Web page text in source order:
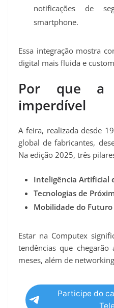
notificações de
smartphone.
Essa integração mostra
digital mais fluida e
Por que a
imperdível
A feira, realizada desde
global de fabricantes,
Na edição 2025, três
Inteligência Artificial
Tecnologias de
Mobilidade do Futuro
Estar na Computex
tendências que
meses, além de
Participe do